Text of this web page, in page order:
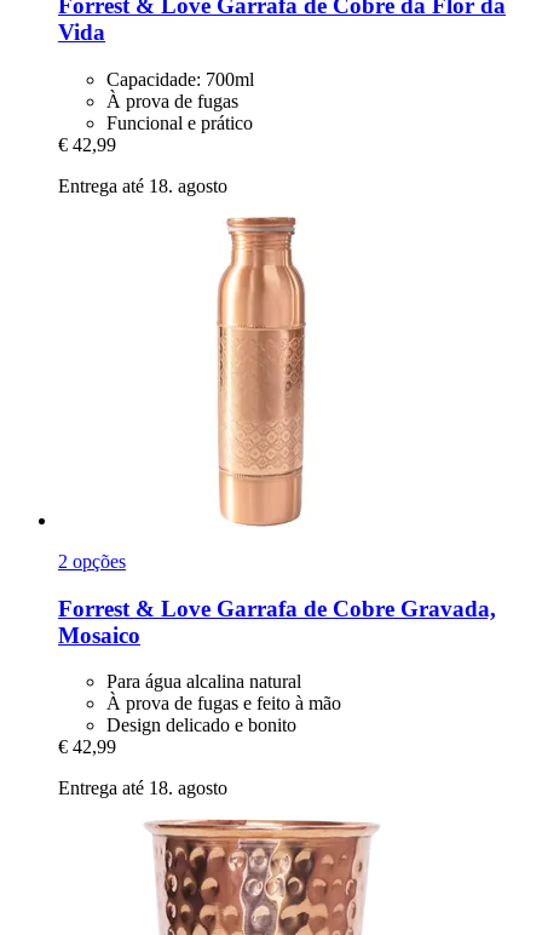
Forrest & Love Garrafa de Cobre da Flor da
Vida
Capacidade: 700ml
À prova de fugas
Funcional e prático
€ 42,99
Entrega até 18. agosto
2 opções
Forrest & Love Garrafa de Cobre Gravada,
Mosaico
Para água alcalina natural
À prova de fugas e feito à mão
Design delicado e bonito
€ 42,99
Entrega até 18. agosto